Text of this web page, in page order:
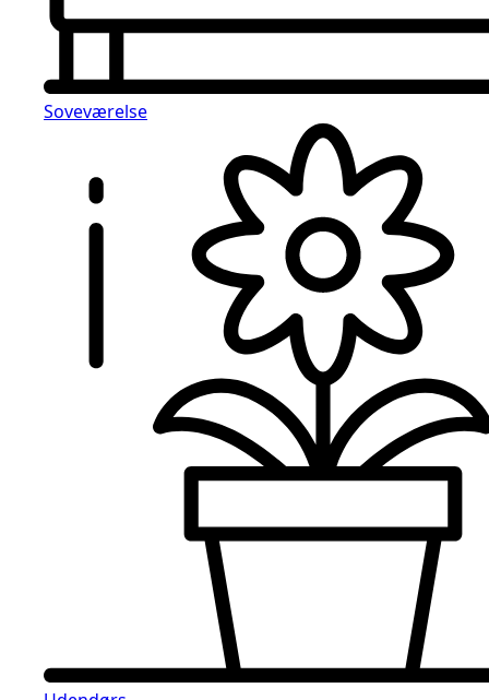
Soveværelse